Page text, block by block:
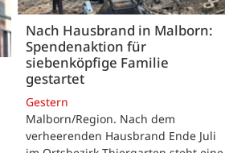
Nach Hausbrand in Malborn:
Spendenaktion für
siebenköpfige Familie
gestartet
Gestern
Malborn/Region. Nach dem
verheerenden Hausbrand Ende Juli